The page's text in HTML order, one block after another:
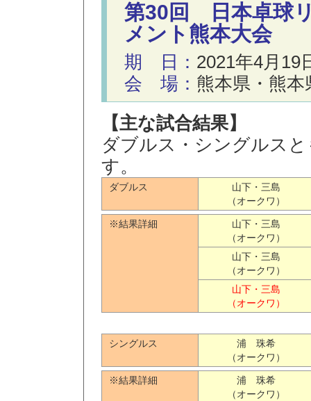
第30回 日本卓球
メント熊本大会
期 日： 2021年4月19
会 場： 熊本県・熊
【主な試合結果】
ダブルス・シングルス
す。
ダブルス
山下・三島
（オークワ）
※結果詳細
山下・三島
（オークワ）
山下・三島
（オークワ）
山下・三島
（オークワ）
シングルス
浦 珠希
（オークワ）
※結果詳細
浦 珠希
（オークワ）